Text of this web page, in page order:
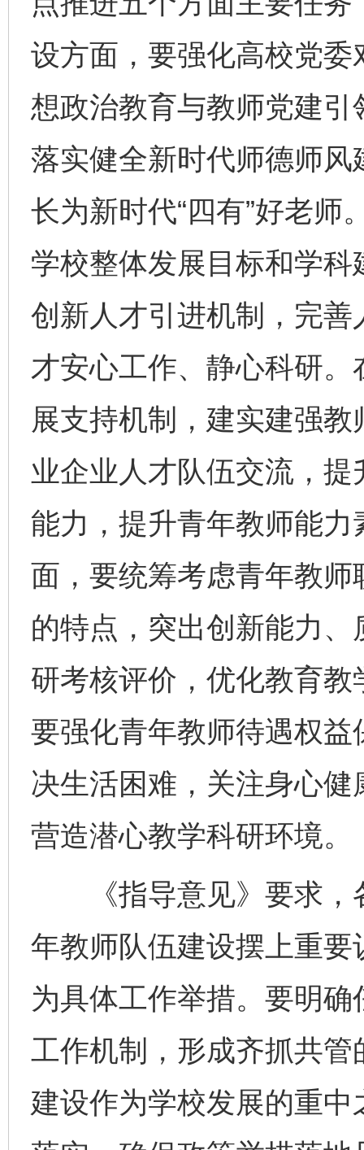
设方面，要强化高校党
想政治教育与教师党建
落实健全新时代师德师
长为新时代“四有”好老师
学校整体发展目标和学
创新人才引进机制，完
才安心工作、静心科研
展支持机制，建实建强
业企业人才队伍交流，
能力，提升青年教师能
面，要统筹考虑青年教
的特点，突出创新能力
研考核评价，优化教育
要强化青年教师待遇权
决生活困难，关注身心
营造潜心教学科研环境。
《指导意见》要求，
年教师队伍建设摆上重
为具体工作举措。要明
工作机制，形成齐抓共
建设作为学校发展的重